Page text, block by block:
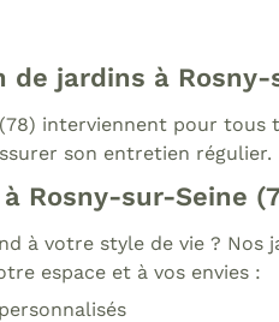
jardins à Rosny-
interviennent pour
son entretien régulier.
Rosny-sur-Seine
à votre style de vie ? Nos
espace et à vos envies :